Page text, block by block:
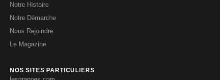
Notre Histoire
Notre Démarche
Nous Rejoindre
Le Magazine
NOS SITES PARTICULIERS